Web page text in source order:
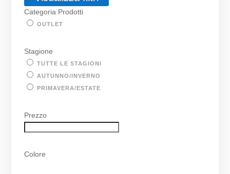
Categoria Prodotti
OUTLET
Stagione
TUTTE LE STAGIONI
AUTUNNO/INVERNO
PRIMAVERA/ESTATE
Prezzo
Colore